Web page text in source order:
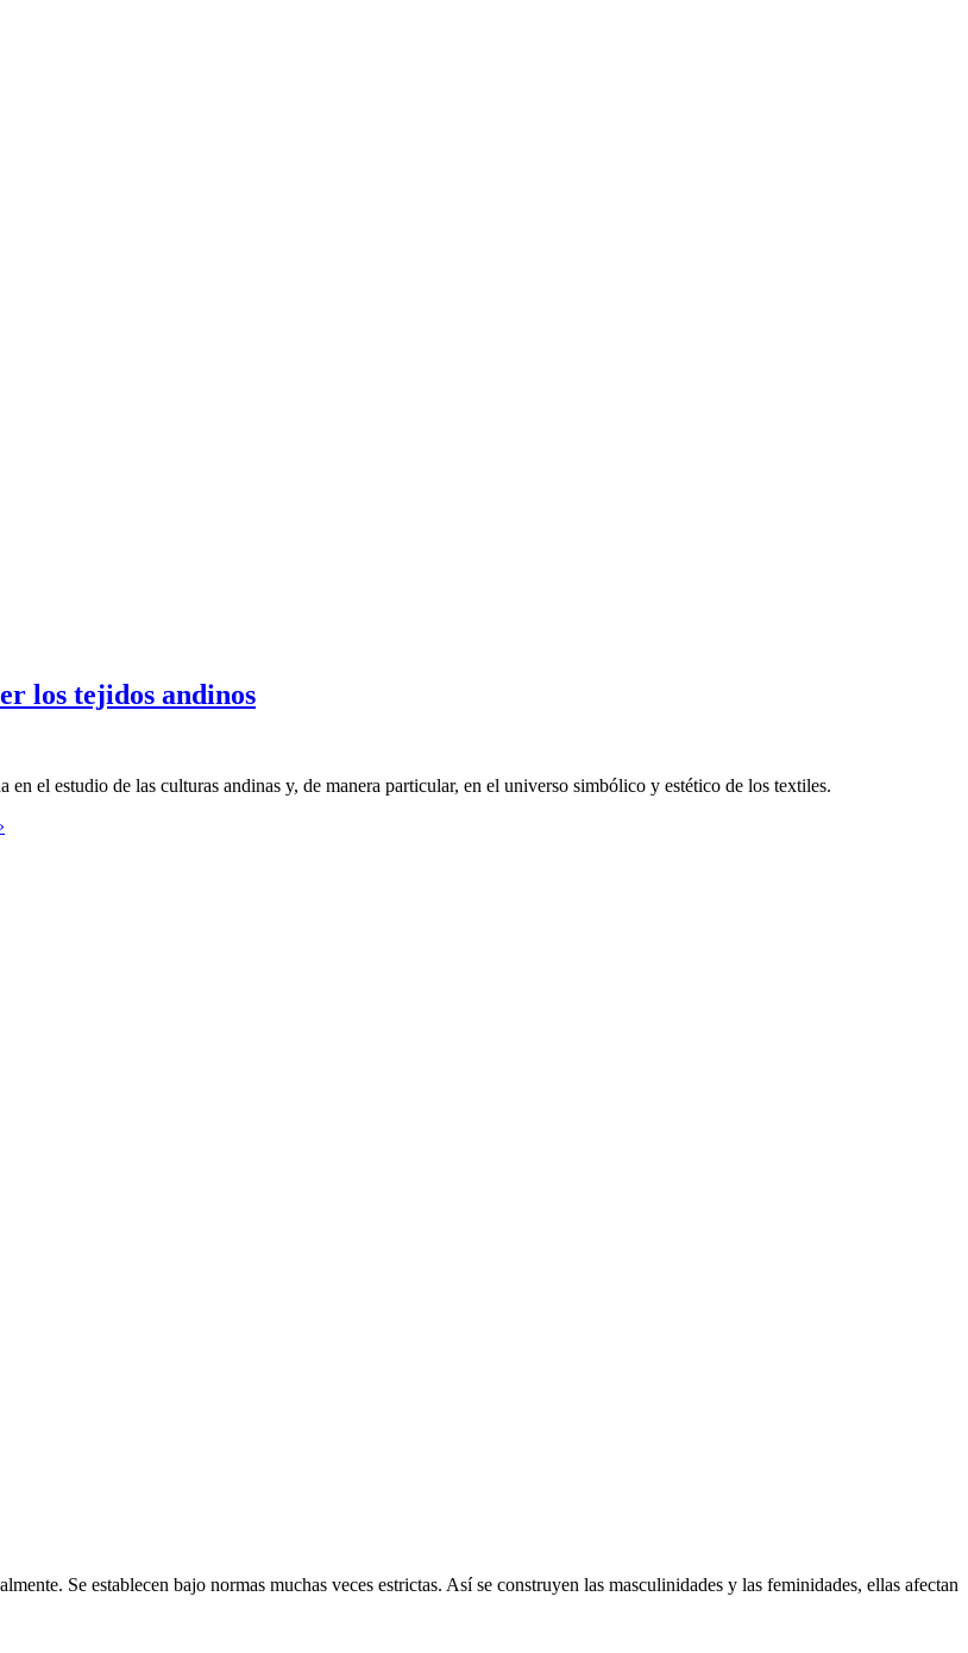
los tejidos andinos
el estudio de las culturas andinas y, de manera particular, en el universo simbólico y estético de los textiles.
Se establecen bajo normas muchas veces estrictas. Así se construyen las masculinidades y las feminidades, ellas afectan